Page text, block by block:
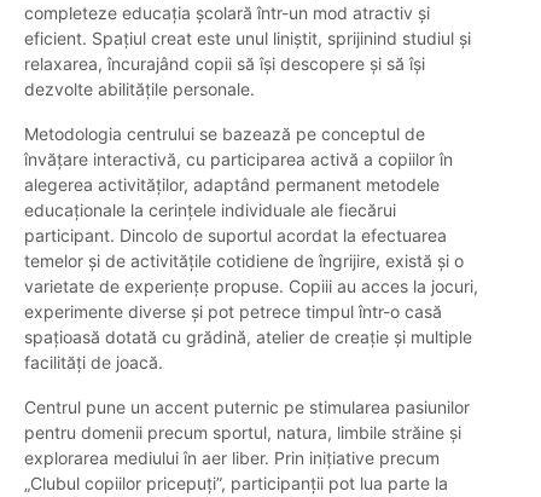
completeze educația școlară într-un mod atractiv și
eficient. Spațiul creat este unul liniștit, sprijinind studiul și
relaxarea, încurajând copii să își descopere și să își
dezvolte abilitățile personale.
Metodologia centrului se bazează pe conceptul de
învățare interactivă, cu participarea activă a copiilor în
alegerea activităților, adaptând permanent metodele
educaționale la cerințele individuale ale fiecărui
participant. Dincolo de suportul acordat la efectuarea
temelor și de activitățile cotidiene de îngrijire, există și o
varietate de experiențe propuse. Copiii au acces la jocuri,
experimente diverse și pot petrece timpul într-o casă
spațioasă dotată cu grădină, atelier de creație și multiple
facilități de joacă.
Centrul pune un accent puternic pe stimularea pasiunilor
pentru domenii precum sportul, natura, limbile străine și
explorarea mediului în aer liber. Prin inițiative precum
„Clubul copiilor pricepuți”, participanții pot lua parte la